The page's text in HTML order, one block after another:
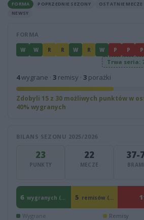
FORMA POPRZEDNIE SEZONY OSTATNIE MECZE
NEWSY
FORMA
W W R R W R W P P P
Trwa seria:
4wygrane · 3 remisy · 3 porażki
Zdobyli 15 z 30 możliwych punktów w
40% wygranych
BILANS SEZONU 2025/2026
23
PUNKTY
22
MECZE
37-
6 wygranych (27%) 5 remisów (23%)
Wygrane Remisy